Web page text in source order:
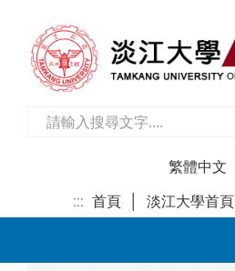
繁體中文
::: 首頁 淡江大學首頁